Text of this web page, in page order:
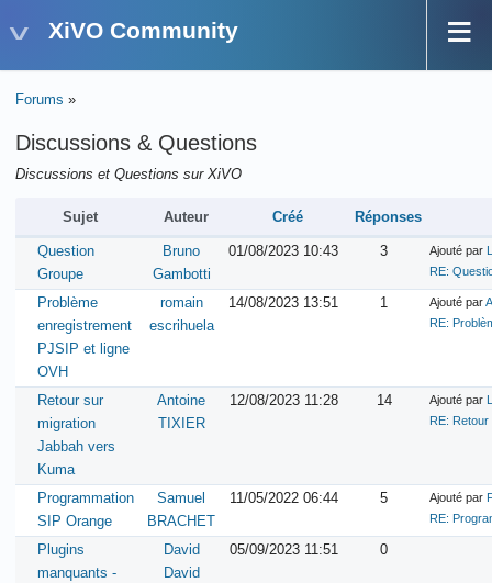
XiVO Community
Forums »
Discussions & Questions
Discussions et Questions sur XiVO
Sujet Auteur Créé Réponses
Question
Groupe
Bruno
Gambotti
01/08/2023 10:43 3 Ajouté par
RE:
Problème
enregistrement
PJSIP et ligne
OVH
romain
escrihuela
14/08/2023 13:51 1 Ajouté par
RE:
Retour sur
migration
Jabbah vers
Kuma
Antoine
TIXIER
12/08/2023 11:28 14 Ajouté par
RE:
Programmation
SIP Orange
Samuel
BRACHET
11/05/2022 06:44 5 Ajouté par
RE:
Plugins
manquants -
David
David
05/09/2023 11:51 0